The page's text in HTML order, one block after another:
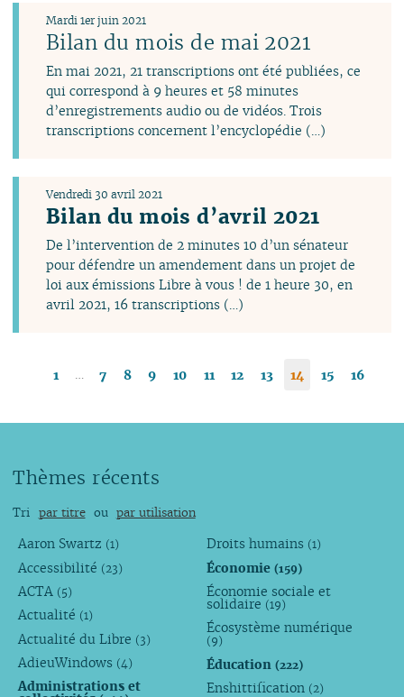
Bilan du mois de mai 2021
Mardi 1er juin 2021
En mai 2021, 21 transcriptions ont été publiées, ce
qui correspond à 9 heures et 58 minutes
d’enregistrements audio ou de vidéos. Trois
transcriptions concernent l’encyclopédie (…)
Bilan du mois d’avril 2021
Vendredi 30 avril 2021
De l’intervention de 2 minutes 10 d’un sénateur
pour défendre un amendement dans un projet de
loi aux émissions Libre à vous ! de 1 heure 30, en
avril 2021, 16 transcriptions (…)
1 7 8 9 10 11 12 13 14 15 16
Thèmes récents
Tri par titre ou par utilisation
Aaron Swartz (1)
Accessibilité (23)
ACTA (5)
Actualité (1)
Actualité du Libre (3)
AdieuWindows (4)
Administrations et
Droits humains (1)
Économie(159)
Économie sociale et
solidaire (19)
Écosystème numérique
(9)
Éducation(222)
Enshittification (2)